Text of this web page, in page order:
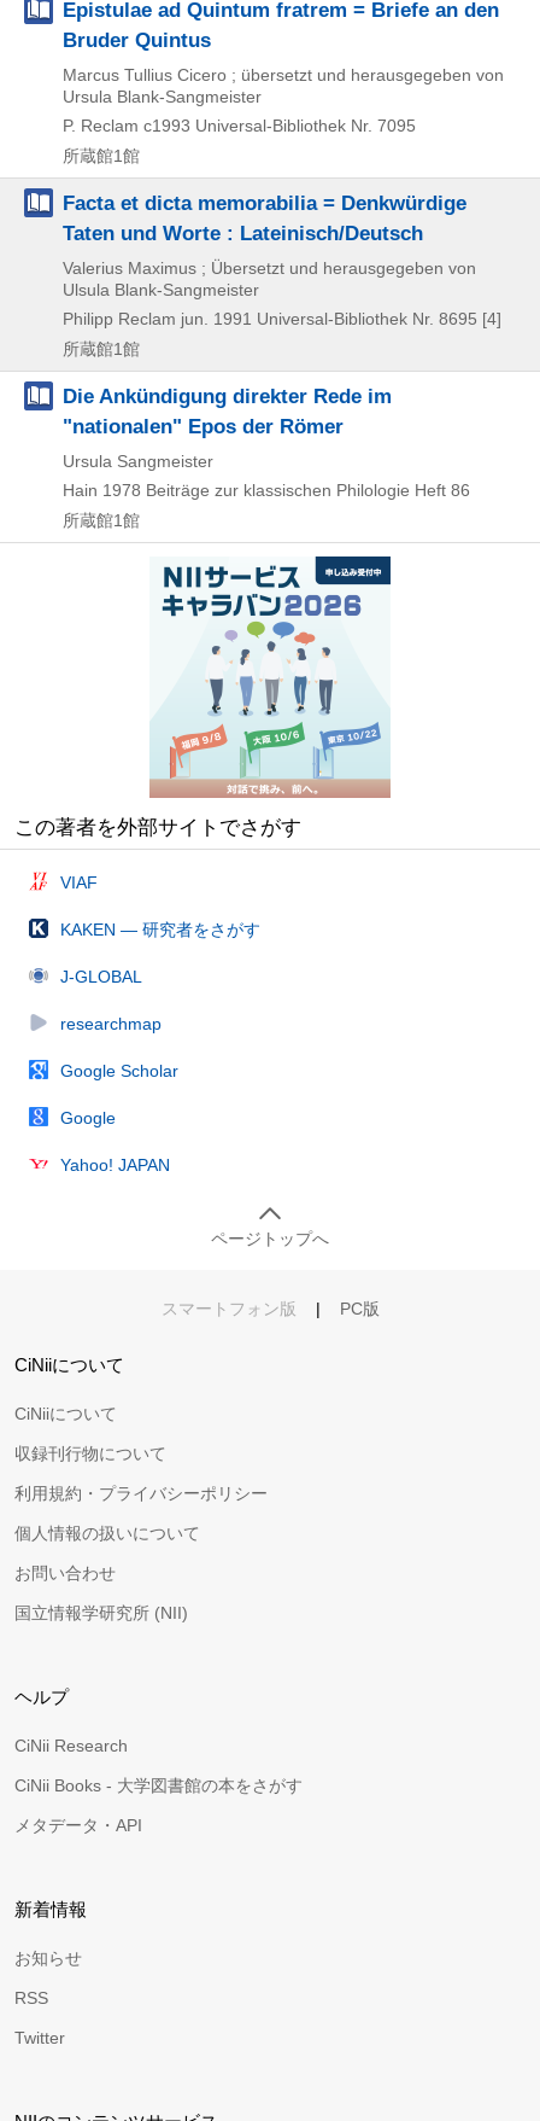
Epistulae ad Quintum fratrem = Briefe an den
Bruder Quintus
Marcus Tullius Cicero ; übersetzt und herausgegeben von
Ursula Blank-Sangmeister
P. Reclam c1993 Universal-Bibliothek Nr. 7095
所蔵館1館
Facta et dicta memorabilia = Denkwürdige
Taten und Worte : Lateinisch/Deutsch
Valerius Maximus ; Übersetzt und herausgegeben von
Ulsula Blank-Sangmeister
Philipp Reclam jun.
1991 Universal-Bibliothek Nr. 8695 [4]
所蔵館1館
Die Ankündigung direkter Rede im
"nationalen" Epos der Römer
Ursula Sangmeister
Hain 1978 Beiträge zur klassischen Philologie Heft 86
所蔵館1館
この著者を外部サイトでさがす
VIAF
KAKEN — 研究者をさがす
J-GLOBAL
researchmap
Google Scholar
Google
Yahoo! JAPAN
ページトップへ
スマートフォン版 | PC版
CiNiiについて
CiNiiについて
収録刊行物について
利用規約・プライバシーポリシー
個人情報の扱いについて
お問い合わせ
国立情報学研究所 (NII)
ヘルプ
CiNii Research
CiNii Books - 大学図書館の本をさがす
メタデータ・API
新着情報
お知らせ
RSS
Twitter